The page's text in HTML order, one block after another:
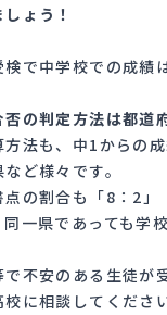
ょう！
検で中学校での成績
の判定方法は都道
法も、中1からの
ど様々です。
の割合も「8：2」
一県であっても学
不安のある生徒が
に相談してください